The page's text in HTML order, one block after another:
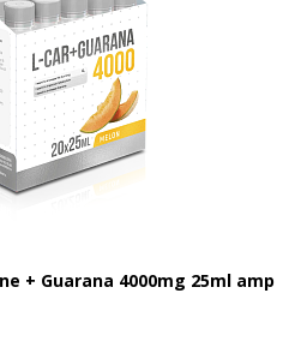
+ Guarana 4000mg 25ml amp